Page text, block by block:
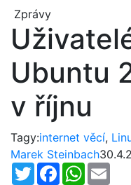
Zprávy
Ubuntu
v říjnu
Tagy:internet věcí,
Marek Steinbach
TwitterFacebook